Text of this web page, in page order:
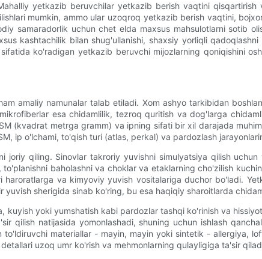
yetkazib beruvchilar yetkazib berish vaqtini
mumkin, ammo ular uzoqroq yetkazib berish vaqtini,
samaradorlik uchun chet elda maxsus mahsulotlarni sotib
kashtachilik bilan shug'ullanishi, shaxsiy yorliqli
ko'radigan yetkazib beruvchi mijozlarning qoniqishini
amaliy namunalar talab etiladi. Xom ashyo tarkibidan
esa chidamlilik, tezroq quritish va dog'larga
(kvadrat metrga gramm) va ipning sifati bir xil darajada
ip o'lchami, to'qish turi (atlas, perkal) va pardozlash
joriy qiling. Sinovlar takroriy yuvishni simulyatsiya qilish
baholashni va choklar va etaklarning cho'zilish
va kimyoviy yuvish vositalariga duchor bo'ladi.
sherigida sinab ko'ring, bu esa haqiqiy sharoitlarda
kuyish yoki yumshatish kabi pardozlar tashqi ko'rinish va
qilish natijasida yomonlashadi, shuning uchun ishlash
materiallar - mayin, mayin yoki sintetik - allergiya,
uzoq umr ko'rish va mehmonlarning qulayligiga ta'sir